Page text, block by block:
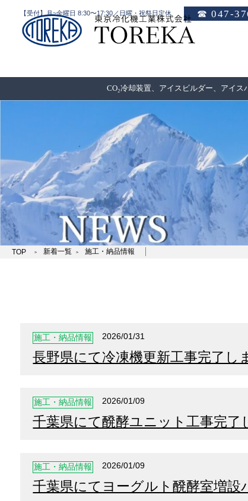
【受付】月~金曜日 8:30〜17:30／日曜・祝祭日定休 ☎ 047-
CO₂冷却装置、アイスビルダー、アイ
TOP 新着一覧 施工・納品情報
施工・納品情報 2026/01/31
長野県にて冷凍機更新工事完了し
施工・納品情報 2026/01/09
千葉県にて醗酵ユニット工事完了
施工・納品情報 2026/01/09
千葉県にてヨーグルト醗酵室増設